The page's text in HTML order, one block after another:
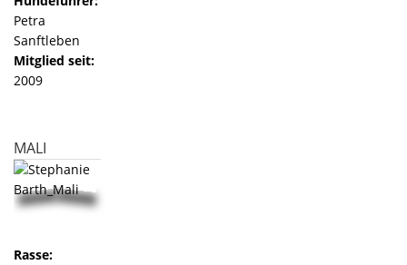
Petra
Sanftleben
Mitglied seit:
2009
MALI
Rasse: